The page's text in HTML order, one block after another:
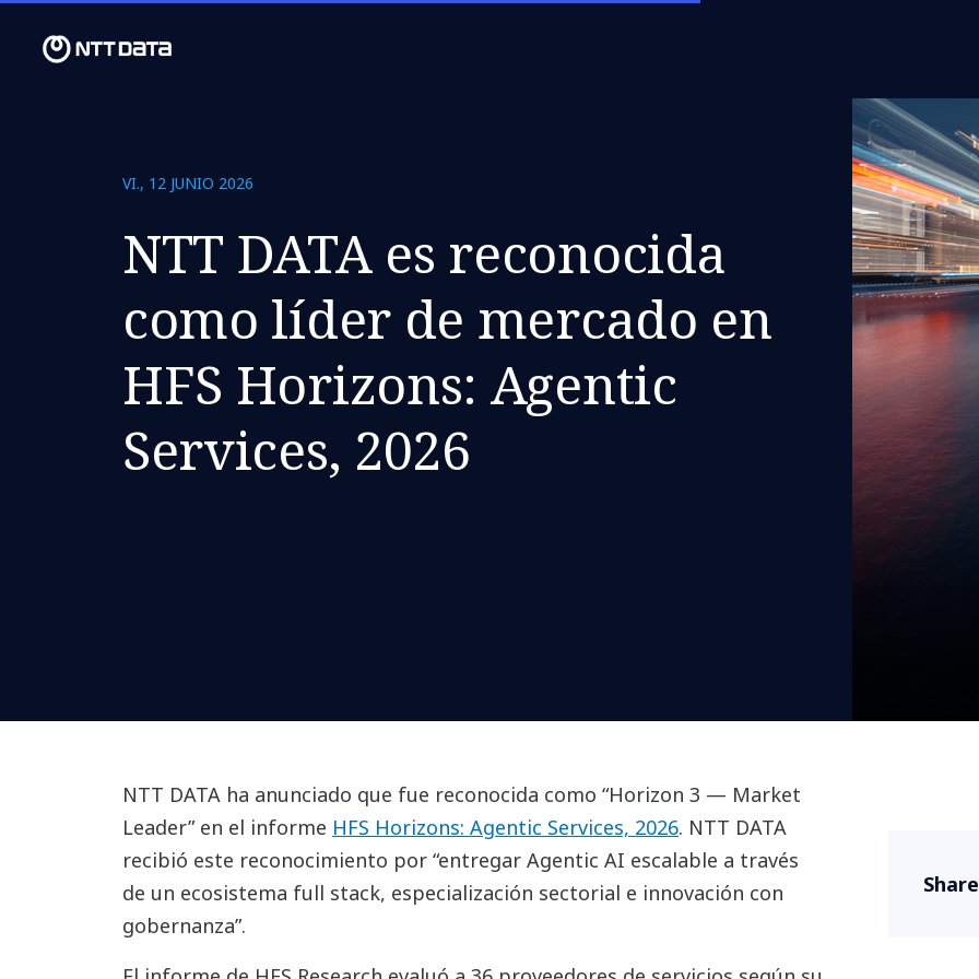
VI., 12 JUNIO 2026
NTT DATA es reconocida
como líder de mercado en
HFS Horizons: Agentic
Services, 2026
NTT DATA ha anunciado que fue reconocida como “Horizon 3 — Market
Leader” en el informe HFS Horizons: Agentic Services, 2026. NTT DATA
recibió este reconocimiento por “entregar Agentic AI escalable a través
de un ecosistema full stack, especialización sectorial e innovación con
gobernanza”.